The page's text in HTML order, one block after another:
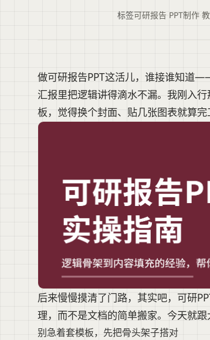
标签可研报告 PPT制作
做可研报告PPT这活儿，谁接谁知道
汇报里把逻辑讲得滴水不漏。我刚入
板，觉得换个封面、贴几张图表就算完
后来慢慢摸清了门路，其实吧，可研
理，而不是文档的简单搬家。今天就
别急着套模板，先把骨头架子搭对